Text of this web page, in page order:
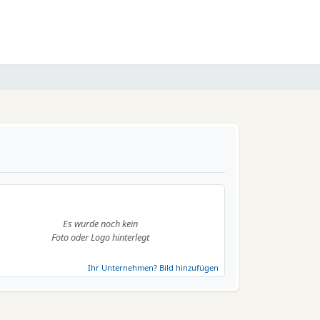
Es wurde noch kein
Foto oder Logo hinterlegt
Ihr Unternehmen? Bild hinzufügen